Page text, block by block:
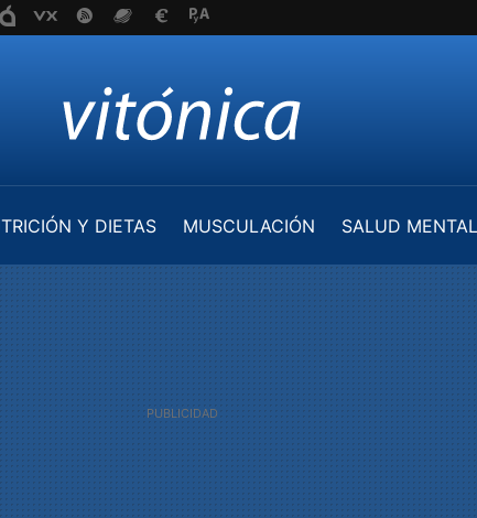
Y DIETAS MUSCULACIÓN
SALUD MENTAL